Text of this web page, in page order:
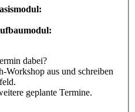
dabei?
Workshop aus und schreiben
geplante Termine.